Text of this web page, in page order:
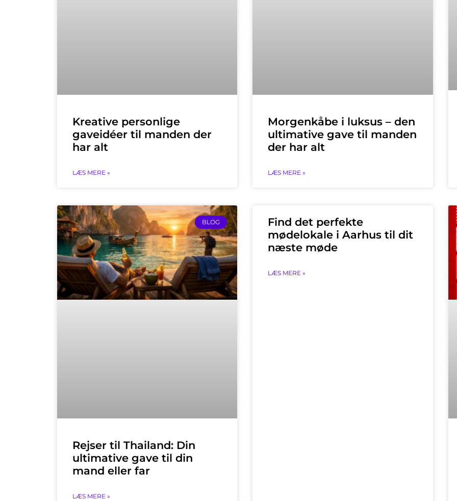
Kreative personlige
gaveidéer til manden der
har alt
LÆS MERE »
Morgenkåbe i luksus – den
ultimative gave til manden
der har alt
LÆS MERE »
BLOG
Rejser til Thailand: Din
ultimative gave til din
mand eller far
LÆS MERE »
Find det perfekte
mødelokale i Aarhus til dit
næste møde
LÆS MERE »